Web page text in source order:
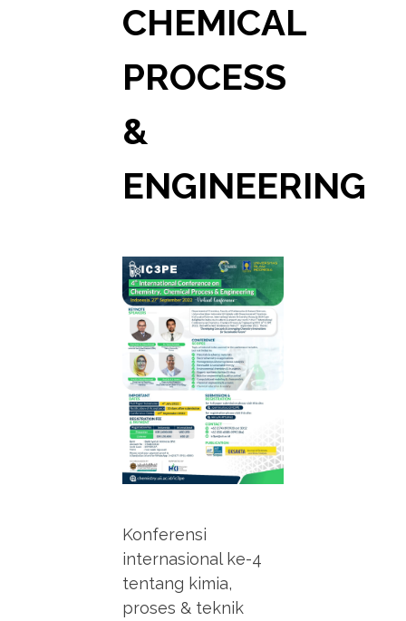
CHEMICAL
PROCESS
&
ENGINEERING
Konferensi
internasional ke-4
tentang kimia,
proses & teknik